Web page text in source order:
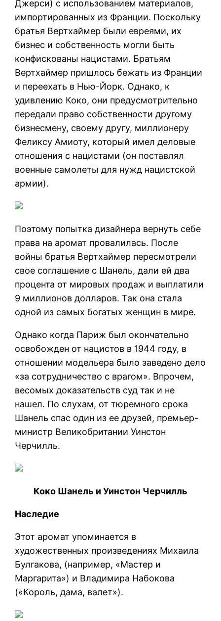
Джерси) с использованием материалов,
импортированных из Франции. Поскольку
братья Вертхаймер были евреями, их
бизнес и собственность могли быть
конфискованы нацистами. Братьям
Вертхаймер пришлось бежать из Франции
и переехать в Нью-Йорк. Однако, к
удивлению Коко, они предусмотрительно
передали право собственности другому
бизнесмену, своему другу, миллионеру
Феликсу Амиоту, который имел деловые
отношения с нацистами (он поставлял
военные самолеты для нужд нацистской
армии).
Поэтому попытка дизайнера вернуть себе
права на аромат провалилась. После
войны братья Вертхаймер пересмотрели
свое соглашение с Шанель, дали ей два
процента от мировых продаж и выплатили
9 миллионов долларов. Так она стала
одной из самых богатых женщин в мире.
Однако когда Париж был окончательно
освобожден от нацистов в 1944 году, в
отношении модельера было заведено дело
«за сотрудничество с врагом». Впрочем,
весомых доказательств суд так и не
нашел. По слухам, от тюремного срока
Шанель спас один из ее друзей, премьер-
министр Великобритании Уинстон
Черчилль.
Коко Шанель и Уинстон Черчилль
Наследие
Этот аромат упоминается в
художественных произведениях Михаила
Булгакова, (например, «Мастер и
Маргарита») и Владимира Набокова
(«Король, дама, валет»).